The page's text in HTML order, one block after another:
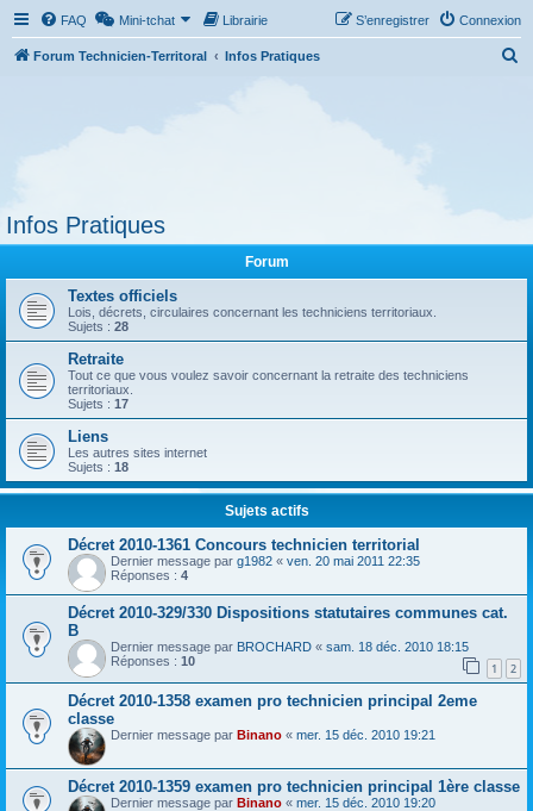
FAQ Mini-tchat Librairie Connexion
S’enregistrer
Forum Technicien-Territoral Infos Pratiques
e
Infos Pratiques
Forum
Textes officiels
Lois, décrets, circulaires concernant les techniciens territoriaux.
Sujets : 28
Retraite
Tout ce que vous voulez savoir concernant la retraite des techniciens
territoriaux.
Sujets : 17
Liens
Les autres sites internet
Sujets : 18
Sujets actifs
Décret 2010-1361 Concours technicien territorial
Dernier message par g1982 « ven. 20 mai 2011 22:35
Réponses : 4
Décret 2010-329/330 Dispositions statutaires communes cat.
B
Dernier message par BROCHARD « sam. 18 déc. 2010 18:15
Réponses : 10 1 2
Décret 2010-1358 examen pro technicien principal 2eme
classe
Dernier message par Binano « mer. 15 déc. 2010 19:21
Décret 2010-1359 examen pro technicien principal 1ère classe
Dernier message par Binano « mer. 15 déc. 2010 19:20